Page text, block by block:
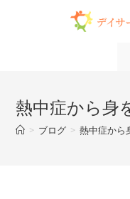
熱中症から身
> ブログ > 熱中症から